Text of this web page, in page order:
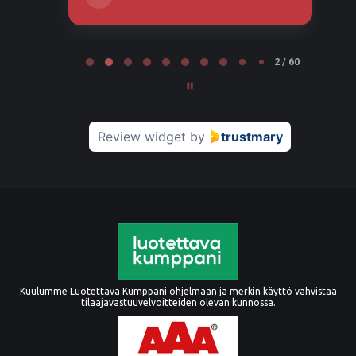
2 / 60
Review widget by trustmary
Kuulumme Luotettava Kumppani ohjelmaan ja merkin käyttö vahvistaa
tilaajavastuuvelvoitteiden olevan kunnossa.